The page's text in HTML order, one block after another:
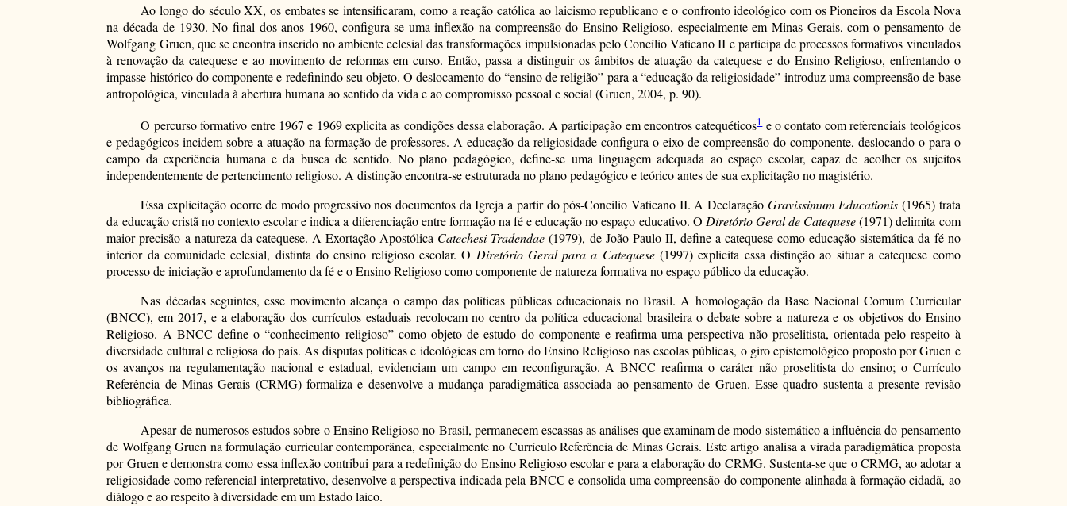
Ao longo do século XX, os embates se intensificaram, como a reação católica ao laicismo republicano e o confronto ideológico com os Pioneiros da Escola Nova
na década de 1930. No final dos anos 1960, configura-se uma inflexão na compreensão do Ensino Religioso, especialmente em Minas Gerais, com o pensamento de
Wolfgang Gruen, que se encontra inserido no ambiente eclesial das transformações impulsionadas pelo Concílio Vaticano II e participa de processos formativos vinculados
à renovação da catequese e ao movimento de reformas em curso. Então, passa a distinguir os âmbitos de atuação da catequese e do Ensino Religioso, enfrentando o
impasse histórico do componente e redefinindo seu objeto. O deslocamento do “ensino de religião” para a “educação da religiosidade” introduz uma compreensão de base
antropológica, vinculada à abertura humana ao sentido da vida e ao compromisso pessoal e social (Gruen, 2004, p. 90).
O percurso formativo entre 1967 e 1969 explicita as condições dessa elaboração. A participação em encontros catequéticos1e o contato com referenciais teológicos
e pedagógicos incidem sobre a atuação na formação de professores. A educação da religiosidade configura o eixo de compreensão do componente, deslocando-o para o
campo da experiência humana e da busca de sentido. No plano pedagógico, define-se uma linguagem adequada ao espaço escolar, capaz de acolher os sujeitos
independentemente de pertencimento religioso. A distinção encontra-se estruturada no plano pedagógico e teórico antes de sua explicitação no magistério.
Essa explicitação ocorre de modo progressivo nos documentos da Igreja a partir do pós-Concílio Vaticano II. A Declaração Gravissimum Educationis (1965) trata
da educação cristã no contexto escolar e indica a diferenciação entre formação na fé e educação no espaço educativo. O Diretório Geral de Catequese(1971) delimita com
maior precisão a natureza da catequese. A Exortação Apostólica Catechesi Tradendae (1979), de João Paulo II, define a catequese como educação sistemática da fé no
interior da comunidade eclesial, distinta do ensino religioso escolar. O Diretório Geral para a Catequese(1997) explicita essa distinção ao situar a catequese como
processo de iniciação e aprofundamento da fé e o Ensino Religioso como componente de natureza formativa no espaço público da educação.
Nas décadas seguintes, esse movimento alcança o campo das políticas públicas educacionais no Brasil. A homologação da Base Nacional Comum Curricular
(BNCC), em 2017, e a elaboração dos currículos estaduais recolocam no centro da política educacional brasileira o debate sobre a natureza e os objetivos do Ensino
Religioso. A BNCC define o “conhecimento religioso” como objeto de estudo do componente e reafirma uma perspectiva não proselitista, orientada pelo respeito à
diversidade cultural e religiosa do país. As disputas políticas e ideológicas em torno do Ensino Religioso nas escolas públicas, o giro epistemológico proposto por Gruen e
os avanços na regulamentação nacional e estadual, evidenciam um campo em reconfiguração. A BNCC reafirma o caráter não proselitista do ensino; o Currículo
Referência de Minas Gerais (CRMG) formaliza e desenvolve a mudança paradigmática associada ao pensamento de Gruen. Esse quadro sustenta a presente revisão
bibliográfica.
Apesar de numerosos estudos sobre o Ensino Religioso no Brasil, permanecem escassas as análises que examinam de modo sistemático a influência do pensamento
de Wolfgang Gruen na formulação curricular contemporânea, especialmente no Currículo Referência de Minas Gerais. Este artigo analisa a virada paradigmática proposta
por Gruen e demonstra como essa inflexão contribui para a redefinição do Ensino Religioso escolar e para a elaboração do CRMG. Sustenta-se que o CRMG, ao adotar a
religiosidade como referencial interpretativo, desenvolve a perspectiva indicada pela BNCC e consolida uma compreensão do componente alinhada à formação cidadã, ao
diálogo e ao respeito à diversidade em um Estado laico.